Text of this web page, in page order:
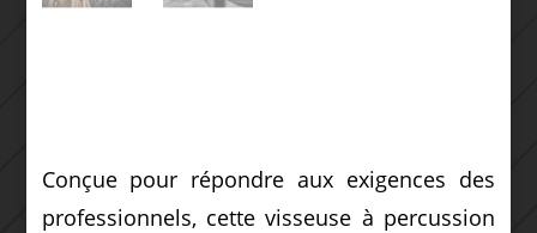
Conçue pour répondre aux exigences des
professionnels, cette visseuse à percussion